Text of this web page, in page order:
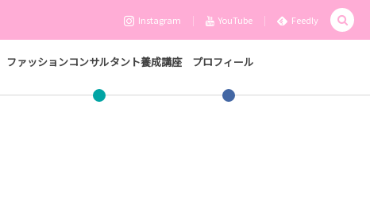
Instagram YouTube Feedly
ファッションコンサルタント養成講座 プロフィール